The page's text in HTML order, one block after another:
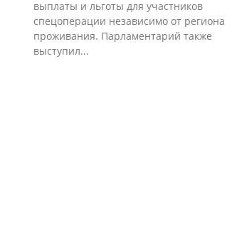
выплаты и льготы для участников
спецоперации независимо от региона
проживания. Парламентарий также
выступил...